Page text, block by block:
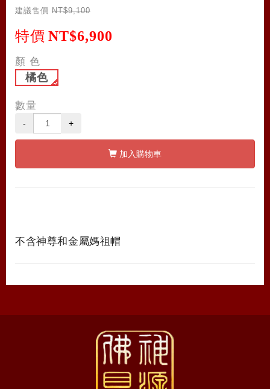
建議售價 NT$9,100
特價 NT$6,900
顏 色
橘色
數量
- +
加入購物車
不含神尊和金屬媽祖帽